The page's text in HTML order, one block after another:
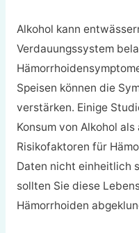
Alkohol kann
Verdauungssystem
Speisen können die
verstärken. Einige
Konsum von Alkohol
Risikofaktoren für
Daten nicht einheitlich
sollten Sie diese
Hämorrhoiden